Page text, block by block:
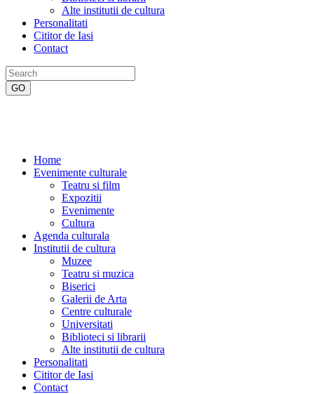
Alte institutii de cultura
Personalitati
Cititor de Iasi
Contact
Home
Evenimente culturale
Teatru si film
Expozitii
Evenimente
Cultura
Agenda culturala
Institutii de cultura
Muzee
Teatru si muzica
Biserici
Galerii de Arta
Centre culturale
Universitati
Biblioteci si librarii
Alte institutii de cultura
Personalitati
Cititor de Iasi
Contact